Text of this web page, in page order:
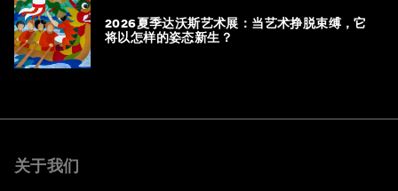
2026夏季达沃斯艺术展：当艺术挣脱束缚，它
将以怎样的姿态新生？
关于我们